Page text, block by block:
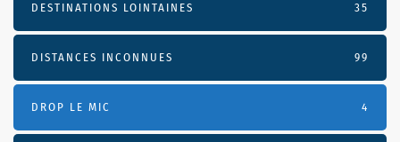
DESTINATIONS LOINTAINES 35
DISTANCES INCONNUES 99
DROP LE MIC 4